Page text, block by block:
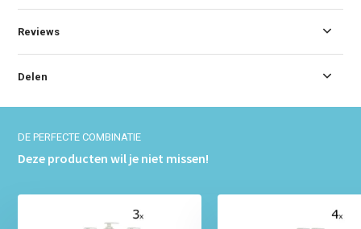
Reviews
Delen
DE PERFECTE COMBINATIE
Deze producten wil je niet missen!